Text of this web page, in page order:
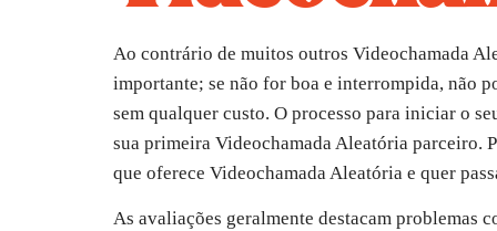
Ao contrário de muitos outros Videochamada
importante; se não for boa e interrompida, não
sem qualquer custo. O processo para iniciar o
sua primeira Videochamada Aleatória parceiro.
que oferece Videochamada Aleatória e quer
As avaliações geralmente destacam problemas